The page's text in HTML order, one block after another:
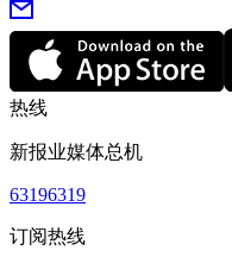
热线
新报业媒体总机
63196319
订阅热线